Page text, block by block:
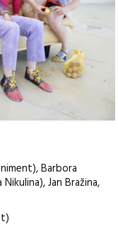
Barbora
Jan Bražina,